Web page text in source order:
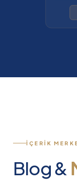
İÇERIK
Blog &